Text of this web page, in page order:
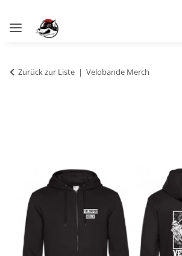
Zurück zur Liste Velobande Merch